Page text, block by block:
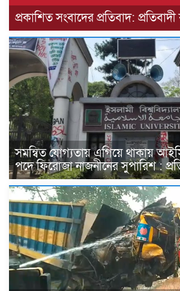
প্রকাশিত সংবাদের প্রতিবাদ: প্রতিবাদী
সমন্বিত যোগ্যতায় এগিয়ে থাকায়
পদে ফিরোজা নাজনীনের সুপারিশ :